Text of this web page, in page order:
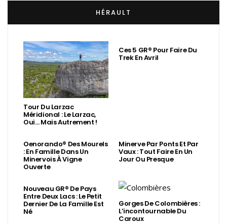
HÉRAULT
Tour Du Larzac
Méridional : Le Larzac,
Oui… Mais Autrement !
Ces 5 GR® Pour Faire Du
Trek En Avril
Oenorando® Des Mourels
: En Famille Dans Un
Minervois À Vigne
Ouverte
Minerve Par Ponts Et Par
Vaux : Tout Faire En Un
Jour Ou Presque
Nouveau GR® De Pays
Entre Deux Lacs : Le Petit
Dernier De La Famille Est
Né
Gorges De Colombières :
L’incontournable Du
Caroux